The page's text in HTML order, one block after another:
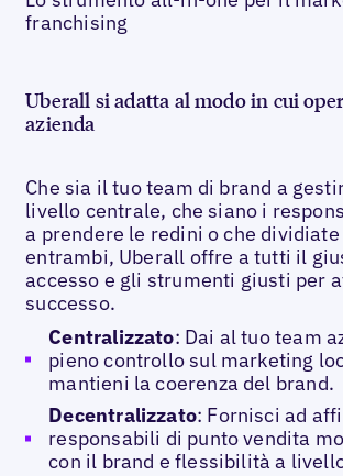
franchising
Uberall si adatta al modo in cui
azienda
Che sia il tuo team di brand a
livello centrale, che siano i
a prendere le redini o che
entrambi, Uberall offre a tutti il
accesso e gli strumenti giusti per
successo.
Centralizzato: Dai al tuo team
pieno controllo sul marketing
mantieni la coerenza del brand.
Decentralizzato: Fornisci ad
responsabili di punto vendita
con il brand e flessibilità a